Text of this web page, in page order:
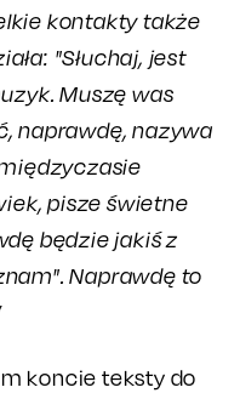
kontakty także
"Słuchaj, jest
Muszę was
naprawdę, nazywa
pisze świetne
będzie jakiś z
Naprawdę to
koncie teksty do